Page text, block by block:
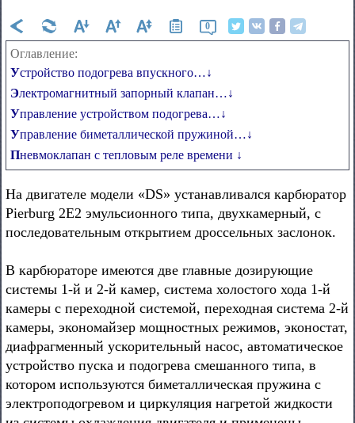
0
Оглавление:
Устройство подогрева впускного…↓
Электромагнитный запорный клапан…↓
Управление устройством подогрева…↓
Управление биметаллической пружиной…↓
Пневмоклапан с тепловым реле времени ↓
На двигателе модели «DS» устанавливался карбюратор
Pierburg 2Е2 эмульсионного типа, двухкамерный, с
последовательным открытием дроссельных заслонок.
В карбюраторе имеются две главные дозирующие
системы 1-й и 2-й камер, система холостого хода 1-й
камеры с переходной системой, переходная система 2-й
камеры, экономайзер мощностных режимов, эконостат,
диафрагменный ускорительный насос, автоматическое
устройство пуска и подогрева смешанного типа, в
котором используются биметаллическая пружина с
электроподогревом и циркуляция нагретой жидкости